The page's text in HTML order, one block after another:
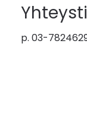
p. 03-